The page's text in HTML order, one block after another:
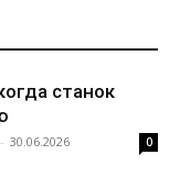
станок
- 30.06.2026 0